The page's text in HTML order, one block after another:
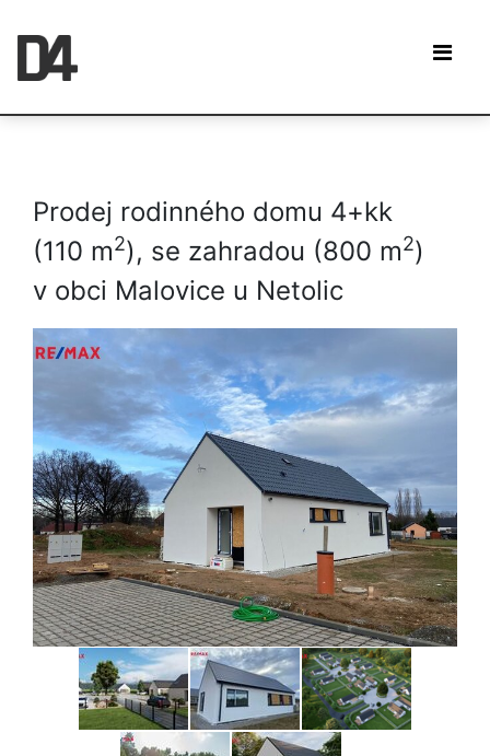
Prodej rodinného domu 4+kk
(110 m2), se zahradou (800 m2)
v obci Malovice u Netolic